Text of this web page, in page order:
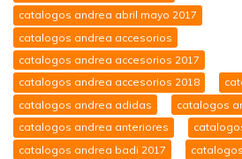
catalogos andrea abril mayo 2017
catalogos andrea accesorios
catalogos andrea accesorios 2017
catalogos andrea accesorios 2018
catalogos andrea adidas
catalogos
catalogos andrea anteriores
catalogos andrea badi 2017